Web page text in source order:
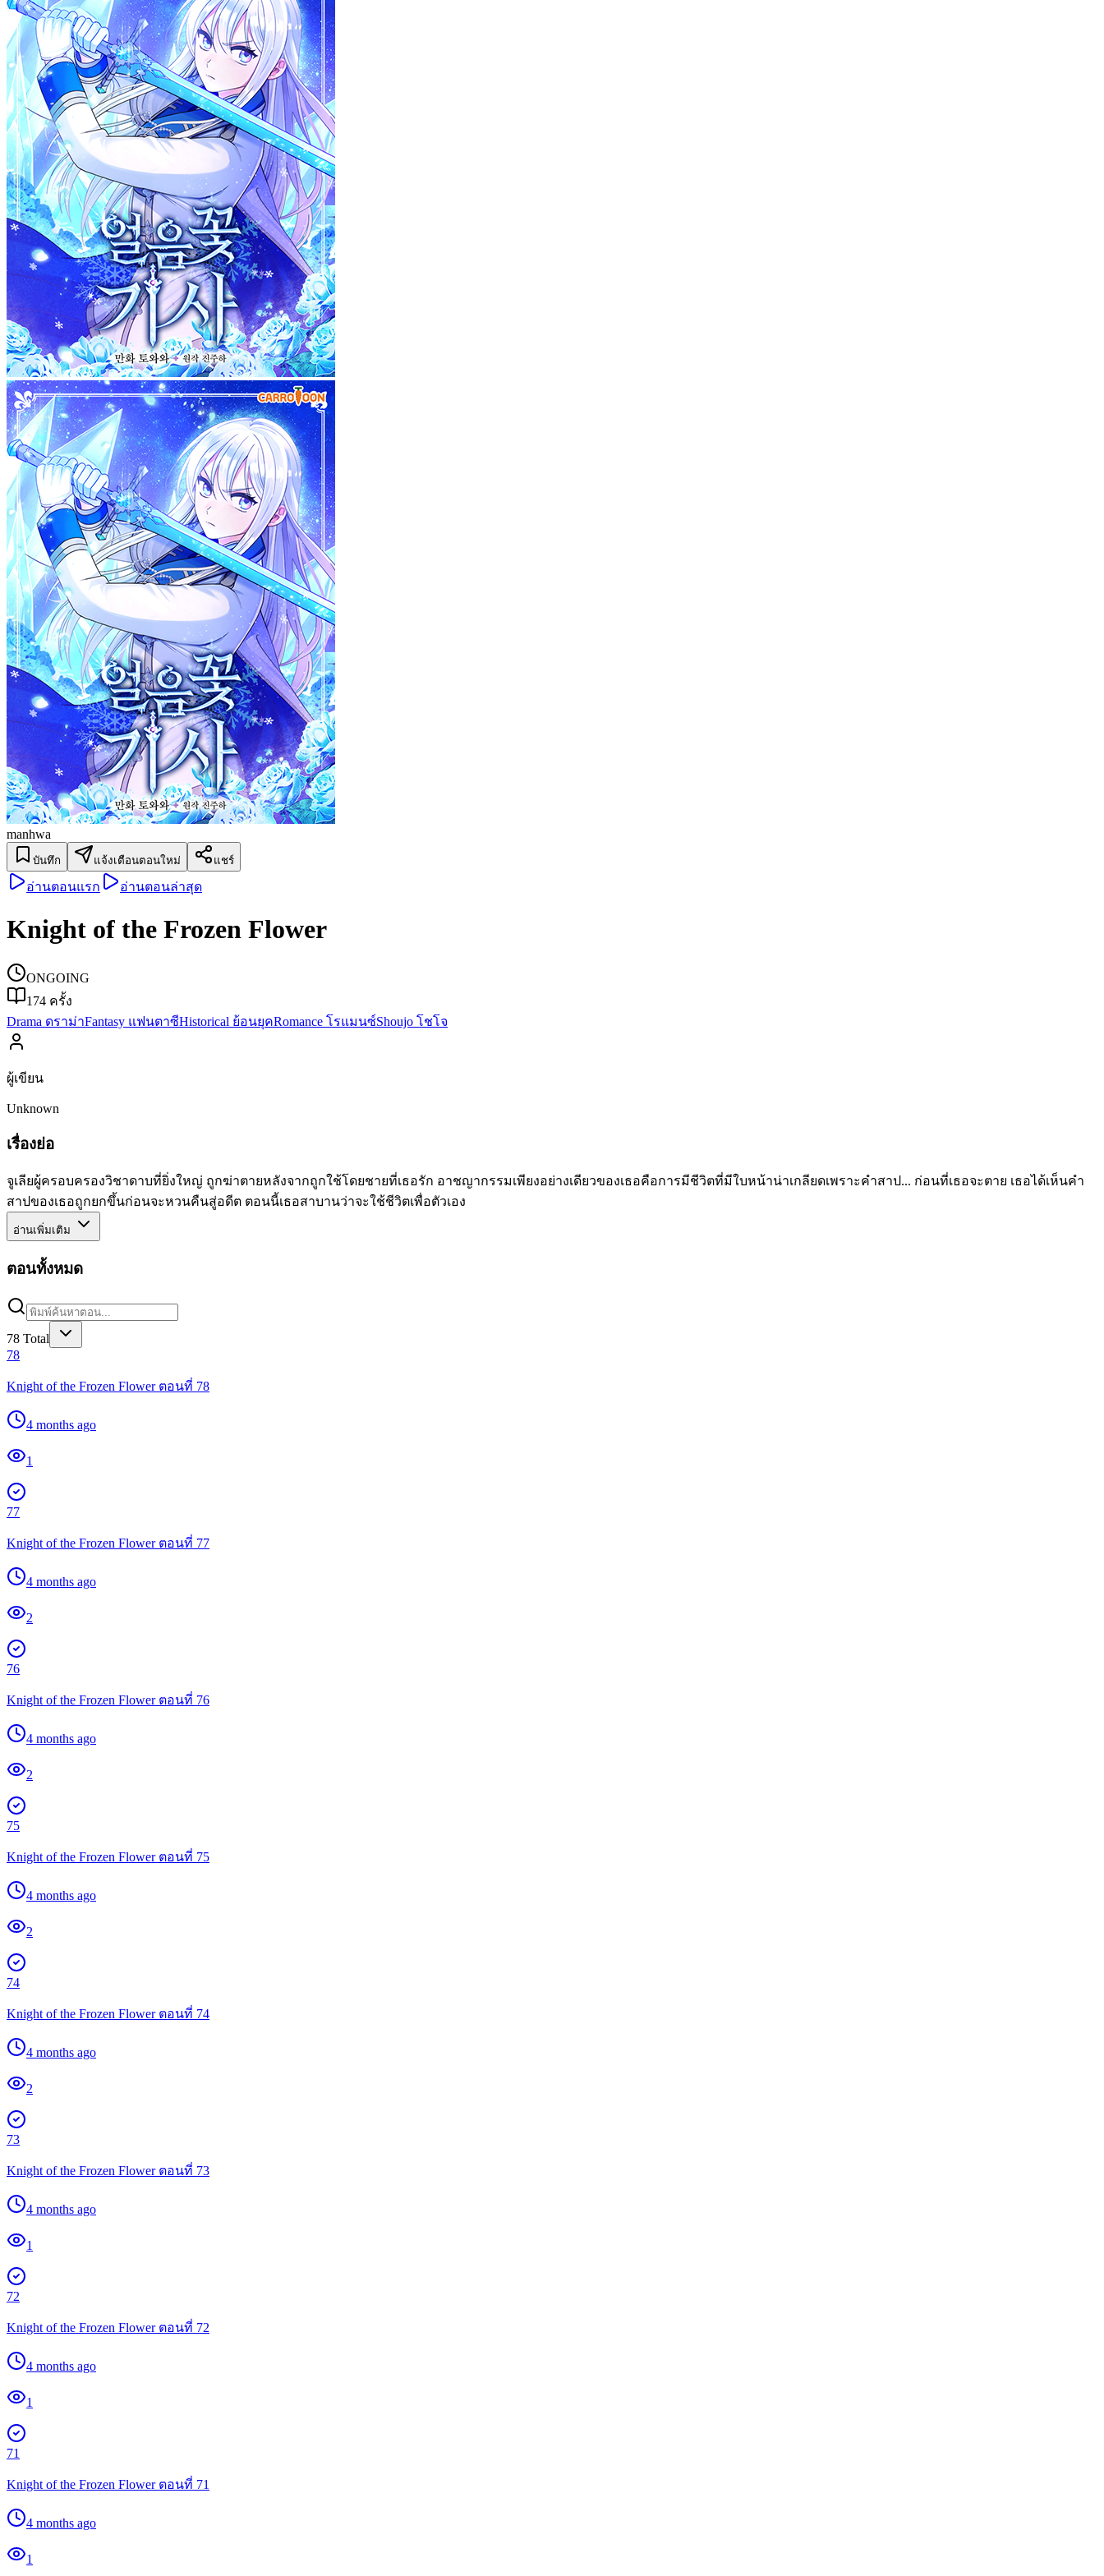
manhwa
บันทึก แจ้งเตือนตอนใหม่ แชร์
อ่านตอนแรก อ่านตอนล่าสุด
Knight of the Frozen Flower
ONGOING
174 ครั้ง
Drama ดราม่าFantasy แฟนตาซีHistorical ย้อนยุคRomance โรแมนซ์Shoujo โชโจ
ผู้เขียน
Unknown
เรื่องย่อ
จูเลียผู้ครอบครองวิชาดาบที่ยิ่งใหญ่ ถูกฆ่าตายหลังจากถูกใช้โดยชายที่เธอรัก อาชญากรรมเพียงอย่างเดียวของเธอคือการมีชีวิตที่มีใบหน้าน่าเกลียดเพราะคำสาป... ก่อนที่เธอจะตาย เธอได้เห็นคำ
สาปของเธอถูกยกขึ้นก่อนจะหวนคืนสู่อดีต ตอนนี้เธอสาบานว่าจะใช้ชีวิตเพื่อตัวเอง
อ่านเพิ่มเติม
ตอนทั้งหมด
78 Total
78
Knight of the Frozen Flower ตอนที่ 78
4 months ago
1
77
Knight of the Frozen Flower ตอนที่ 77
4 months ago
2
76
Knight of the Frozen Flower ตอนที่ 76
4 months ago
2
75
Knight of the Frozen Flower ตอนที่ 75
4 months ago
2
74
Knight of the Frozen Flower ตอนที่ 74
4 months ago
2
73
Knight of the Frozen Flower ตอนที่ 73
4 months ago
1
72
Knight of the Frozen Flower ตอนที่ 72
4 months ago
1
71
Knight of the Frozen Flower ตอนที่ 71
4 months ago
1